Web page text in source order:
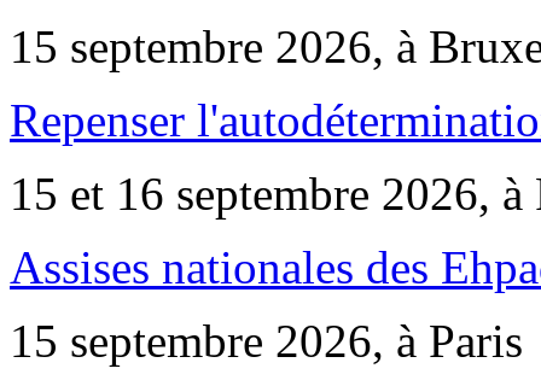
15 septembre 2026, à
Repenser
15 et 16 septembre 2026, à
Assises nationales des
15 septembre 2026, à Paris